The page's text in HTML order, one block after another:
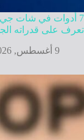
7 أدوات في شات
تعرف على قدراته
9 أغسطس, 2026